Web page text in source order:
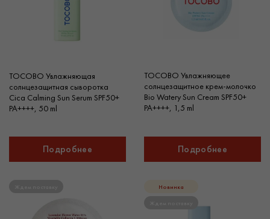
TOCOBO Увлажняющая
солнцезащитная сыворотка
Cica Calming Sun Serum SPF50+
PA++++, 50 ml
Подробнее
TOCOBO Увлажняющее
солнцезащитное крем-молочко
Bio Watery Sun Cream SPF50+
PA++++, 1,5 ml
Подробнее
Новинка